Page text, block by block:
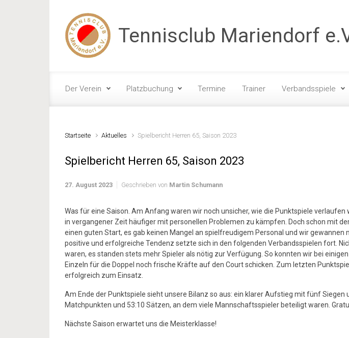
Zum Hauptinhalt springen
Tennisclub Mariendorf
Der Verein Platzbuchung Termine Trainer Verbandsspiele
Startseite Aktuelles Spielbericht Herren 65, Saison 2023
Spielbericht Herren 65, Saison 2023
27. August 2023 Geschrieben von Martin Schumann
Was für eine Saison. Am Anfang waren wir noch unsicher, wie die Punktspiele verlaufen
in vergangener Zeit häufiger mit personellen Problemen zu kämpfen. Doch schon mit
einen guten Start, es gab keinen Mangel an spielfreudigem Personal und wir gewannen
positive und erfolgreiche Tendenz setzte sich in den folgenden Verbandsspielen fort.
waren, es standen stets mehr Spieler als nötig zur Verfügung. So konnten wir bei
Einzeln für die Doppel noch frische Kräfte auf den Court schicken. Zum letzten
erfolgreich zum Einsatz.
Am Ende der Punktspiele sieht unsere Bilanz so aus: ein klarer Aufstieg mit fünf Siegen
Matchpunkten und 53:10 Sätzen, an dem viele Mannschaftsspieler beteiligt waren.
Nächste Saison erwartet uns die Meisterklasse!